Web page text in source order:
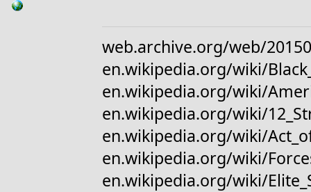
web.archive.org/web/
en.wikipedia.org/wiki/
en.wikipedia.org/wiki/
en.wikipedia.org/wiki/
en.wikipedia.org/wiki/
en.wikipedia.org/wiki/
en.wikipedia.org/wiki/